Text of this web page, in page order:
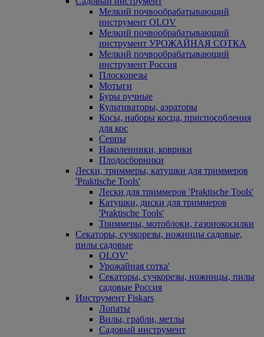
Мелкий почвообрабатывающий
инструмент OLOV
Мелкий почвообрабатывающий
инструмент УРОЖАЙНАЯ СОТКА
Мелкий почвообрабатывающий
инструмент Россия
Плоскорезы
Мотыги
Буры ручные
Культиваторы, аэраторы
Косы, наборы косца, приспособления
для кос
Серпы
Наколенники, коврики
Плодосборники
Лески, триммеры, катушки для триммеров
'Praktische Tools'
Лески для триммеров 'Praktische Tools'
Катушки, диски для триммеров
'Praktische Tools'
Триммеры, мотоблоки, газонокосилки
Секаторы, сучкорезы, ножницы садовые,
пилы садовые
OLOV'
Урожайная сотка'
Секаторы, сучкорезы, ножницы, пилы
садовые Россия
Инструмент Fiskars
Лопаты
Вилы, грабли, метлы
Садовый инструмент